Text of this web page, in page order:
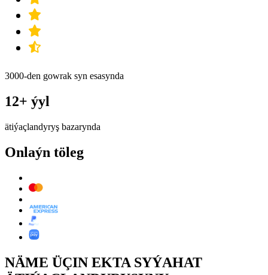
3000-den gowrak syn esasynda
12+ ýyl
ätiýaçlandyryş bazarynda
Onlaýn töleg
NÄME ÜÇIN EKTA SYÝAHAT